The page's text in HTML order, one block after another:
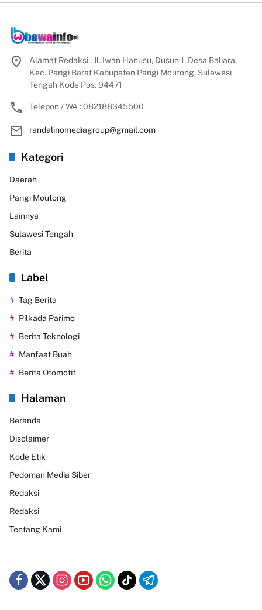
Alamat Redaksi : Jl. Iwan Hanusu, Dusun 1, Desa Baliara,
Kec. Parigi Barat Kabupaten Parigi Moutong, Sulawesi
Tengah Kode Pos. 94471
Telepon / WA : 082188345500
randalinomediagroup@gmail.com
Kategori
Daerah
Parigi Moutong
Lainnya
Sulawesi Tengah
Berita
Label
Tag Berita
Pilkada Parimo
Berita Teknologi
Manfaat Buah
Berita Otomotif
Halaman
Beranda
Disclaimer
Kode Etik
Pedoman Media Siber
Redaksi
Redaksi
Tentang Kami